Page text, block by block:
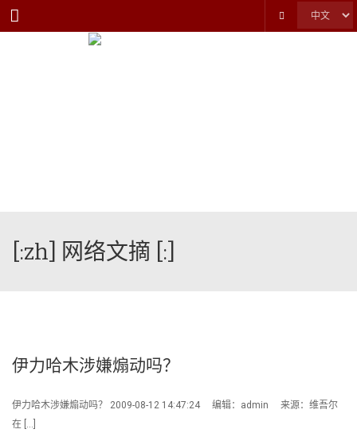
Menu
[:zh] 网络文摘 [:]
伊力哈木涉嫌煽动吗？
伊力哈木涉嫌煽动吗？ 2009-08-12 14:47:24 编辑：admin 来源：维吾尔
在 […]